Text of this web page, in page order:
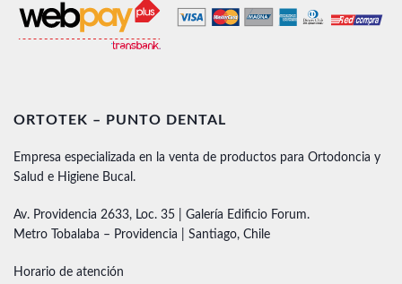
ORTOTEK – PUNTO DENTAL
Empresa especializada en la venta de productos para Ortodoncia y
Salud e Higiene Bucal.
Av. Providencia 2633, Loc. 35 | Galería Edificio Forum.
Metro Tobalaba – Providencia | Santiago, Chile
Horario de atención